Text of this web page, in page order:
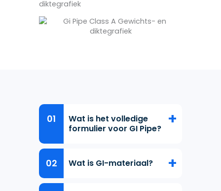
diktegrafiek
Wat is het volledige
formulier voor GI Pipe?
Wat is GI-materiaal?